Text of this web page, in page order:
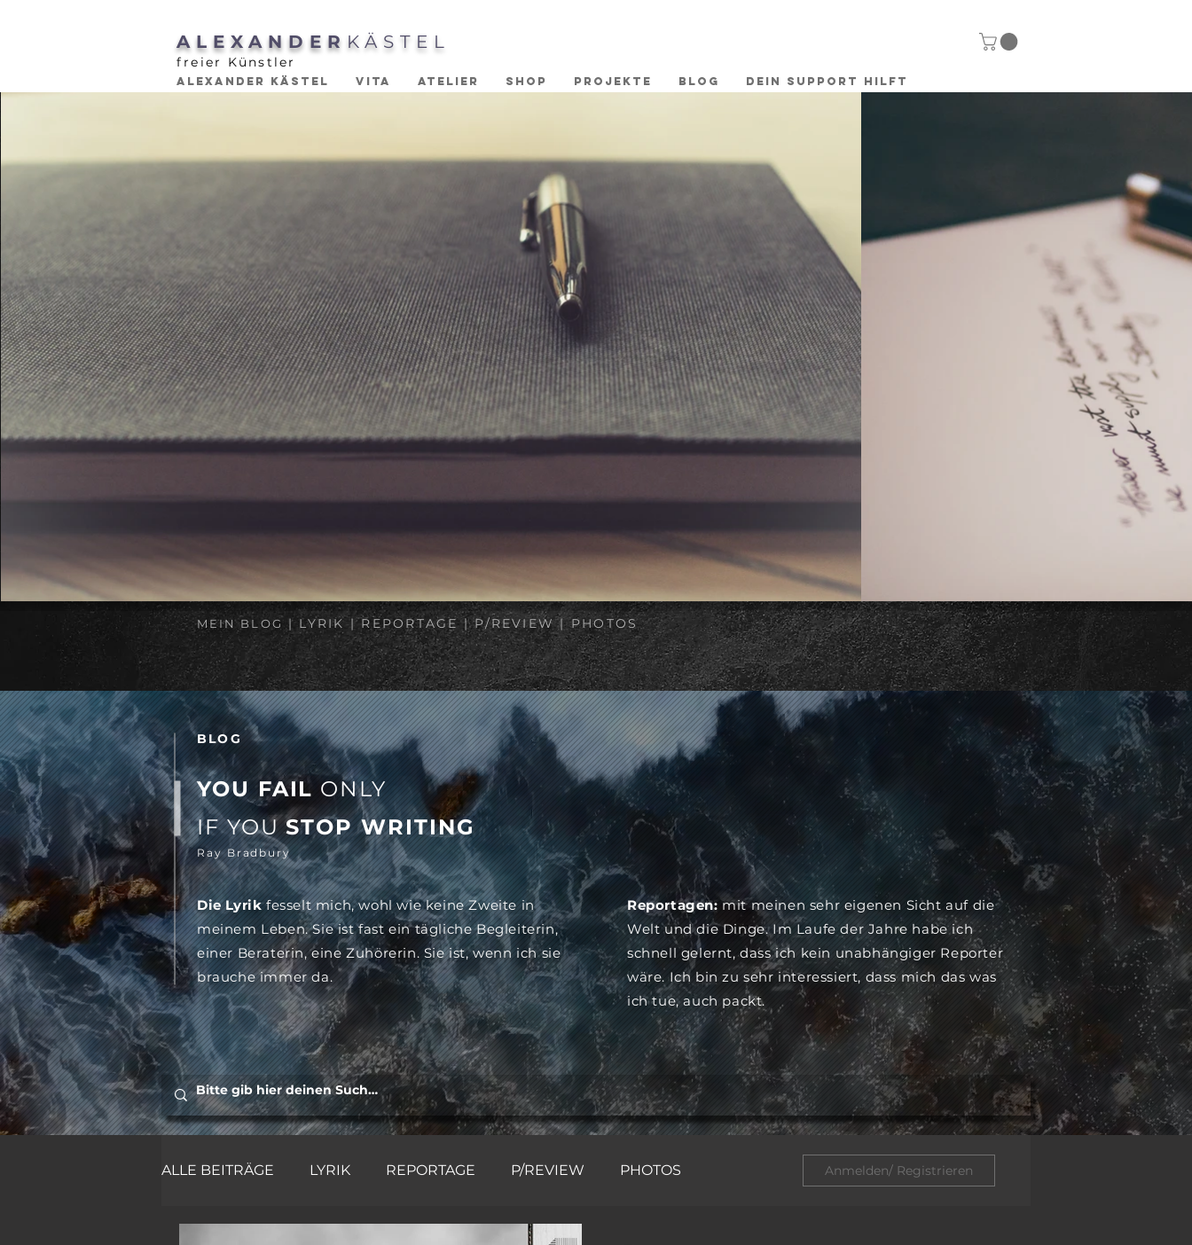
ALEXANDER KÄSTEL
freier Künstler
ALEXANDER KÄSTEL VITA ATELIER SHOP PROJEKTE BLOG DEIN SUPPORT HILFT
MEIN BLOG | LYRIK | REPORTAGE | P/REVIEW | PHOTOS
BLOG
YOU FAIL ONLY
IF YOUSTOP WRITING
Ray Bradbury
Die Lyrikfesselt mich, wohl wie keine Zweite in
meinem Leben. Sie ist fast ein tägliche Begleiterin,
einer Beraterin, eine Zuhörerin. Sie ist, wenn ich sie
brauche immer da.
Reportagen:mit meinen sehr eigenen Sicht auf die
Welt und die Dinge. Im Laufe der Jahre habe ich
schnell gelernt, dass ich kein unabhängiger Reporter
wäre. Ich bin zu sehr interessiert, dass mich das was
ich tue, auch packt.
ALLE BEITRÄGE LYRIK REPORTAGE P/REVIEW PHOTOS Anmelden/ Registrieren